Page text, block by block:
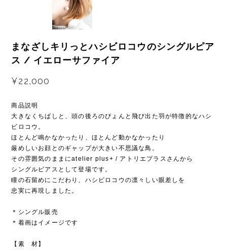
まなざしキリっとハシビロコウのシングルピア
ス / イエローサファイア
¥22,000
商品説明
大きなくちばしと、頭の後ろのぴょんと飛び出た羽が特徴的なハシ
ビロコウ。
ほとんど鳴かなかったり、ほとんど動かなかったり
厳めしいお顔とのギャップが大きい不思議な鳥。
その雰囲気のままにatelier plus+ / アトリエプラスさんから
シングルピアスとして登場です。
瞳の石留めにこだわり、ハシビロコウの凛々しい眼差しを
忠実に再現しました。
＊シングル販売
＊着画はイメージです
【素 材】